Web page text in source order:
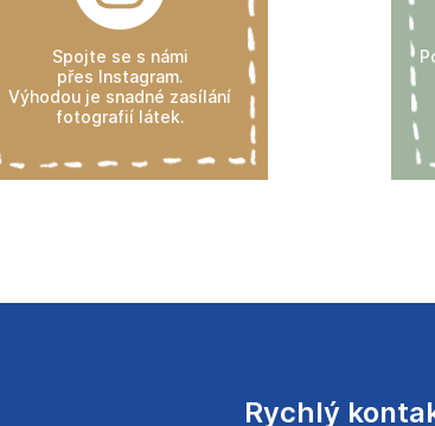
Spojte se s námi
přes Instagram.
Výhodou je snadné zasílání
fotografií látek.
Rychlý